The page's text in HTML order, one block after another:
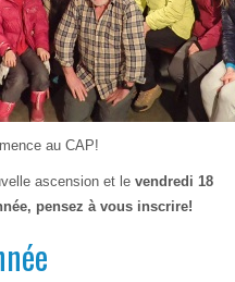
au CAP!
ascension et le vendredi 18
pensez à vous inscrire!